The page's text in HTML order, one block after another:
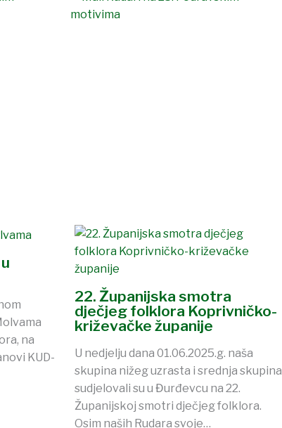
na
KUD-
22. Županijska smotra
dječjeg folklora Koprivničko-
križevačke županije
U nedjelju dana 01.06.2025.g. naša
skupina nižeg uzrasta i srednja skupina
sudjelovali su u Đurđevcu na 22.
Županijskoj smotri dječjeg folklora.
Osim naših Rudara svoje…